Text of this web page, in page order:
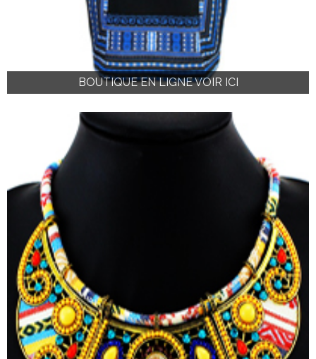
BOUTIQUE EN LIGNE VOIR ICI